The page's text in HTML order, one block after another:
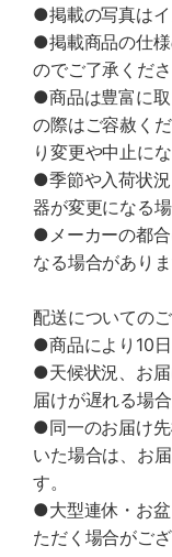
●掲載の写真はイ
●掲載商品の仕
のでご了承くださ
●商品は豊富に
の際はご容赦く
り変更や中止に
●季節や入荷状
器が変更になる
●メーカーの都
なる場合がありま
配送についての
●商品により10日
●天候状況、お
届けが遅れる場
●同一のお届け
いた場合は、お
す。
●大型連休・お
ただく場合がござ